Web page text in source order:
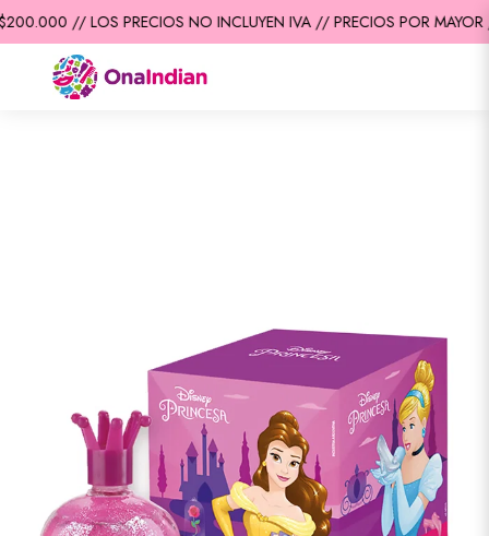
// LOS PRECIOS NO INCLUYEN IVA // PRECIOS POR MAYOR //